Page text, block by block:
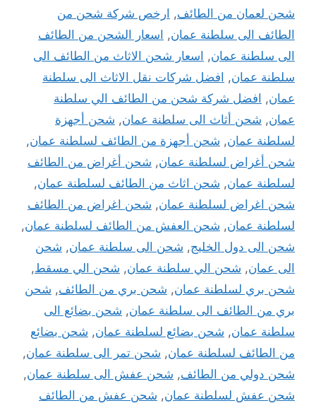
شحن لعمان من الطائف, ارخص شركة شحن من
الطائف الى سلطنة عمان, اسعار الشحن من الطائف
الى سلطنة عمان, اسعار شحن الاثاث من الطائف الى
سلطنة عمان, افضل شركات نقل الاثاث الى سلطنة
عمان, افضل شركة شحن من الطائف الي سلطنة
عمان, شحن أثاث الى سلطنة عمان, شحن أجهزة
لسلطنة عمان, شحن أجهزة من الطائف لسلطنة عمان,
شحن أغراض لسلطنة عمان, شحن أغراض من الطائف
لسلطنة عمان, شحن اثاث من الطائف لسلطنة عمان,
شحن اغراض لسلطنة عمان, شحن اغراض من الطائف
لسلطنة عمان, شحن العفش من الطائف لسلطنة عمان,
شحن الى دول الخليج, شحن الى سلطنة عمان, شحن
الى عمان, شحن الي سلطنة عمان, شحن الي مسقط,
شحن بري لسلطنة عمان, شحن بري من الطائف, شحن
بري من الطائف الى سلطنة عمان, شحن بضائع الى
سلطنة عمان, شحن بضائع لسلطنة عمان, شحن بضائع
من الطائف لسلطنة عمان, شحن تمر الى سلطنة عمان,
شحن دولي من الطائف, شحن عفش الى سلطنة عمان,
شحن عفش لسلطنة عمان, شحن عفش من الطائف